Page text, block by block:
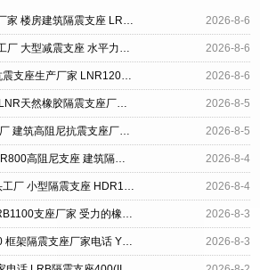
LRB400铅芯隔震支座生产厂家 楼房建筑隔震支座 LRB橡胶隔震支座1300 2026-8-6
建筑防震支座LRB700源头工厂 大型减震支座 水平力分散力型橡胶隔震支座 2026-8-6
隔震支座LRB600-Ⅱ 橡胶抗震支座生产厂家 LNR1200天然隔震支座多少钱 2026-8-6
铅芯隔震支座(LRB)多少钱 LNR天然橡胶隔震支座厂家电话 天然橡胶隔震支座厂家直销厂家 2026-8-5
高阻泥橡胶隔震支座源头工厂 建筑高阻尼抗震支座厂家 LRB600铅芯支座厂家 2026-8-5
隔震支座LRB1300厂家 HDR800高阻尼支座 建筑隔震支座定做厂家 2026-8-4
LRB1000铅芯隔震支座源头工厂 小型隔震支座 HDR1000支座厂家 2026-8-4
天然橡胶隔震支座(LNR) LRB1100支座厂家 受力的橡胶隔震支座 2026-8-3
铅芯隔震支座LRB1100-220 框架隔震支座厂家电话 Y4Q铅芯隔震支座多少钱 2026-8-3